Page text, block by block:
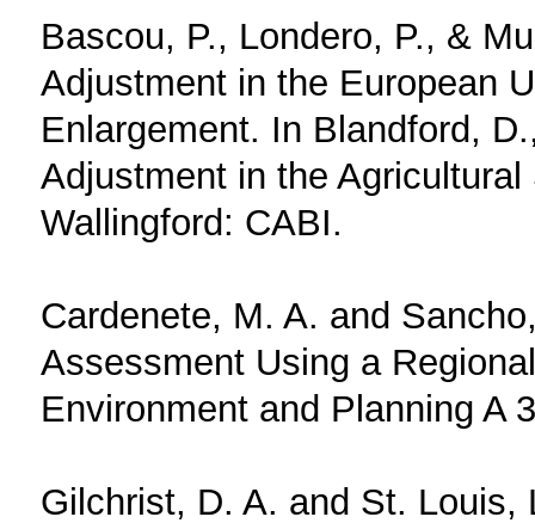
Bascou, P., Londero, P., &
Adjustment in the European
Enlargement. In Blandford,
Adjustment in the
Wallingford: CABI.
Cardenete, M. A. and
Assessment Using a
Environment and Planning A
Gilchrist, D. A. and St. Louis,